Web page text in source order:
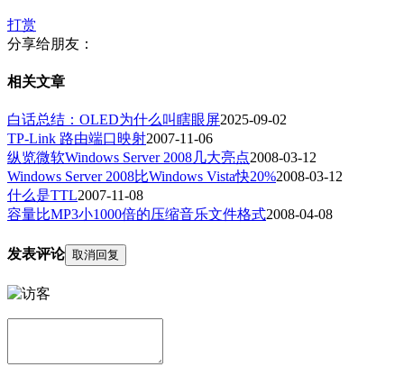
打赏
分享给朋友：
相关文章
白话总结：OLED为什么叫瞎眼屏2025-09-02
TP-Link 路由端口映射2007-11-06
纵览微软Windows Server 2008几大亮点2008-03-12
Windows Server 2008比Windows Vista快20%2008-03-12
什么是TTL2007-11-08
容量比MP3小1000倍的压缩音乐文件格式2008-04-08
发表评论 取消回复